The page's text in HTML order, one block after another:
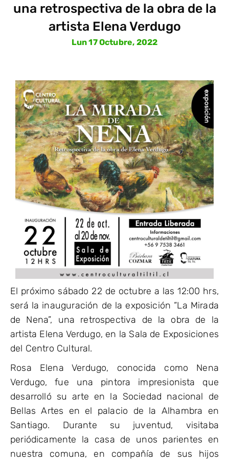
una retrospectiva de la obra de la
artista Elena Verdugo
Lun 17 Octubre, 2022
El próximo sábado 22 de octubre a las 12:00 hrs,
será la inauguración de la exposición “La Mirada
de Nena”, una retrospectiva de la obra de la
artista Elena Verdugo, en la Sala de Exposiciones
del Centro Cultural.
Rosa Elena Verdugo, conocida como Nena
Verdugo, fue una pintora impresionista que
desarrolló su arte en la Sociedad nacional de
Bellas Artes en el palacio de la Alhambra en
Santiago. Durante su juventud, visitaba
periódicamente la casa de unos parientes en
nuestra comuna, en compañía de sus hijos